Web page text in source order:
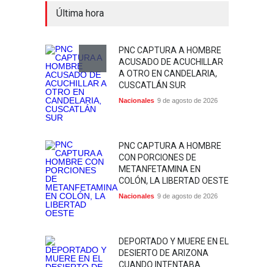
Última hora
PNC CAPTURA A HOMBRE
ACUSADO DE ACUCHILLAR
A OTRO EN CANDELARIA,
CUSCATLÁN SUR
Nacionales 9 de agosto de 2026
PNC CAPTURA A HOMBRE
CON PORCIONES DE
METANFETAMINA EN
COLÓN, LA LIBERTAD OESTE
Nacionales 9 de agosto de 2026
DEPORTADO Y MUERE EN EL
DESIERTO DE ARIZONA
CUANDO INTENTABA